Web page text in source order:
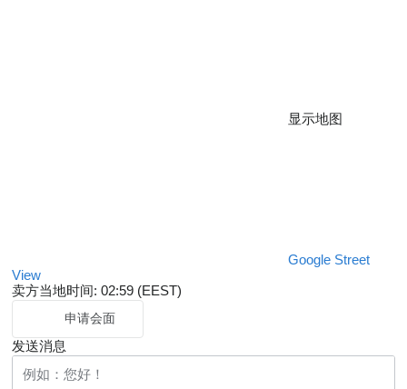
显示地图
Google Street
View
卖方当地时间: 02:59 (EEST)
申请会面
发送消息